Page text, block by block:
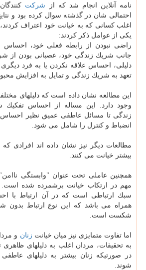
نامه آنلاین انجام شد كه از شركت
احتمالی شان در گذشته سوال كرده بود و
اغلب كسانی كه به خیانت خود اعتراف كردند،
یكی از عوامل ذكر كردند:
راضی نبودن از رابطه فعلی خود، احساس
جانب شریك زندگی خود، عصبانی بودن از
دلیلی، احساس علاقه نكردن یا به فرد
تعهد به شریك زندگی و تمایل به افزایش
این مطالعه نشان داده است كه دلیلهای
وجود دارد. این مساله از احساس
زندگی تا مسائل عاطفی عمیق نظیر احساس
انضباط و كنترل را شامل می شود.
مطالعات دیگر نیز نشان داده اند افرادی
بیشتر خیانت می كنند.
همچنین عاملی تحت عنوان "وابستگی
مهم در ارتكاب خیانت برشمرده شده است.
سبك ارتباطی است كه در آن ارتباط با
همراه می باشد كه این نوع ارتباط بدون
شكست است.
اما تفاوت متمایزی نیز میان خیانت زنان و
به تحقیقات، مردان اغلب به دلیلهای ظاهری
در صورتیكه زنان بیشتر به دلیلهای
شوند.